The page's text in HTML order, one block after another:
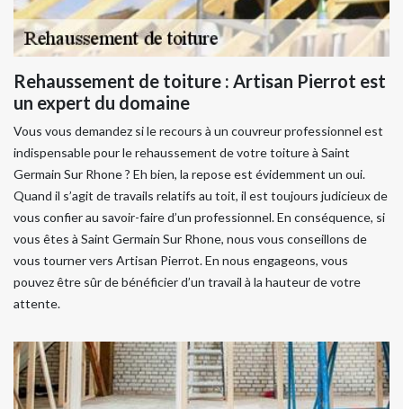
Rehaussement de toiture : Artisan Pierrot est
un expert du domaine
Vous vous demandez si le recours à un couvreur professionnel est
indispensable pour le rehaussement de votre toiture à Saint
Germain Sur Rhone ? Eh bien, la repose est évidemment un oui.
Quand il s’agit de travails relatifs au toit, il est toujours judicieux de
vous confier au savoir-faire d’un professionnel. En conséquence, si
vous êtes à Saint Germain Sur Rhone, nous vous conseillons de
vous tourner vers Artisan Pierrot. En nous engageons, vous
pouvez être sûr de bénéficier d’un travail à la hauteur de votre
attente.